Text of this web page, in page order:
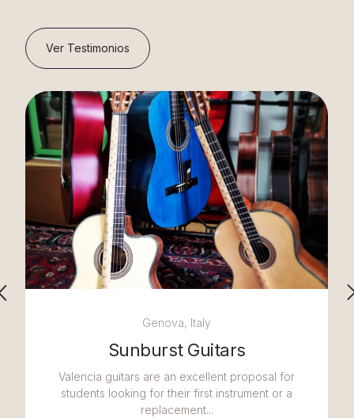
Ver Testimonios
Genova, Italy
Sunburst Guitars
Valencia guitars are an excellent proposal for
students looking for their first instrument or a
replacement...